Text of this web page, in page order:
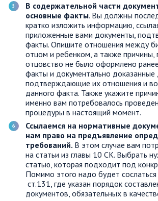
В содержательной части
основные факты. Вы должны
кратко изложить информацию,
приложенные вами документы,
факты. Опишите отношения между
отцом и ребенком, а также причины,
отцовство не было оформлено
факты и документально
подтверждающие их отношения и
данного факта. Также укажите
именно вам потребовалось
процедуры в настоящий момент.
Ссылаемся на нормативные
нам право на предъявление
требований. В этом случае вам
на статьи из главы 10 СК. Выбрать
статью, которая подходит под
Помимо этого надо будет сослаться
ст.131, где указан порядок
документов, обязательных в